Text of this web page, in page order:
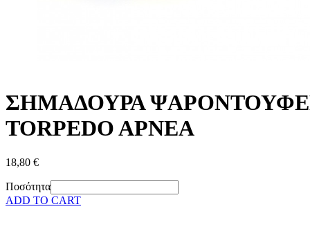
ΣΗΜΑΔΟΥΡΑ
TORPEDO APNEA
18,80 €
Ποσότητα
ADD TO CART